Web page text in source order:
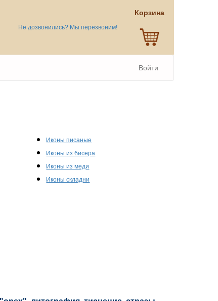
Не дозвонились? Мы перезвоним!
Корзина
Войти
Иконы писаные
Иконы из бисера
Иконы из меди
Иконы складни